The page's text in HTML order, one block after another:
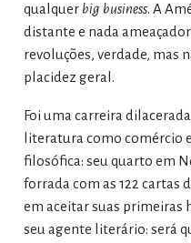
qualquer big business. A
distante e nada
revoluções, verdade, mas
placidez geral.
Foi uma carreira
literatura como comércio
filosófica: seu quarto em
forrada com as 122 cartas
em aceitar suas primeiras
seu agente literário: será